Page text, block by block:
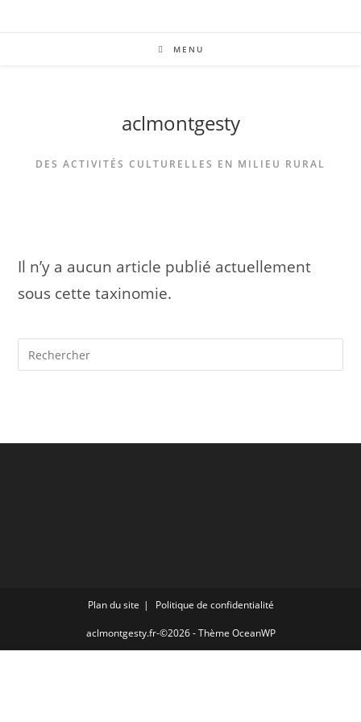
MENU
aclmontgesty
DES ACTIVITÉS CULTURELLES EN MILIEU RURAL
Il n’y a aucun article publié actuellement
sous cette taxinomie.
Plan du site Politique de confidentialité
aclmontgesty.fr-©2026 - Thème OceanWP